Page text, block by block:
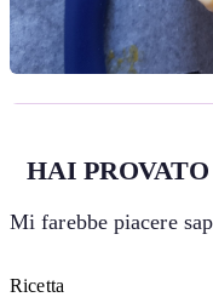
HAI
Mi farebbe piacere
Ricetta